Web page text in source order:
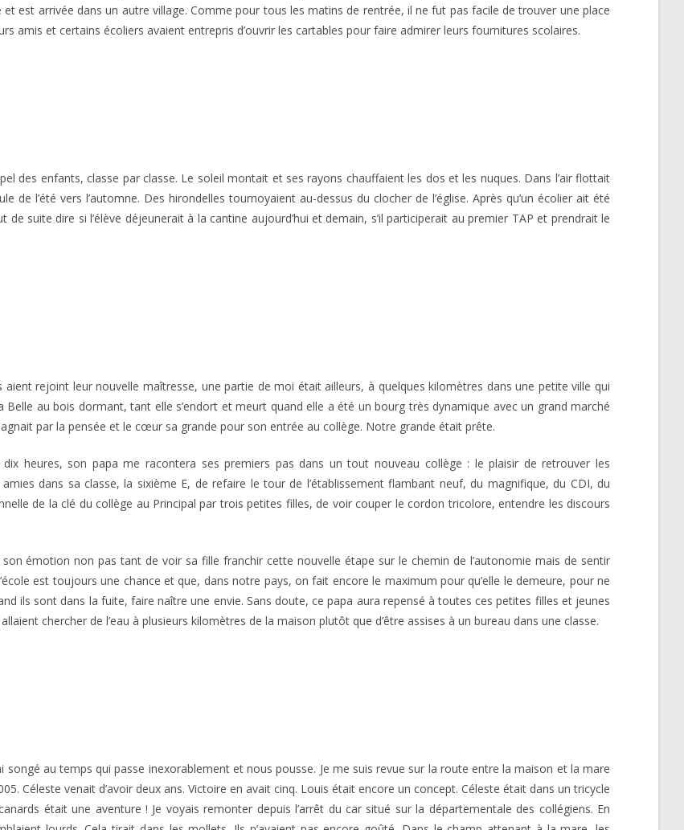
est arrivée dans un autre village. Comme pour tous les matins de rentrée, il ne fut pas facile de trouver une place
amis et certains écoliers avaient entrepris d’ouvrir les cartables pour faire admirer leurs fournitures scolaires.
des enfants, classe par classe. Le soleil montait et ses rayons chauffaient les dos et les nuques. Dans l’air flottait
l’été vers l’automne. Des hirondelles tournoyaient au-dessus du clocher de l’église. Après qu’un écolier ait été
suite dire si l’élève déjeunerait à la cantine aujourd’hui et demain, s’il participerait au premier TAP et prendrait le
aient rejoint leur nouvelle maîtresse, une partie de moi était ailleurs, à quelques kilomètres dans une petite ville qui
Belle au bois dormant, tant elle s’endort et meurt quand elle a été un bourg très dynamique avec un grand marché
par la pensée et le cœur sa grande pour son entrée au collège. Notre grande était prête.
dix heures, son papa me racontera ses premiers pas dans un tout nouveau collège : le plaisir de retrouver les
dans sa classe, la sixième E, de refaire le tour de l’établissement flambant neuf, du magnifique, du CDI, du
de la clé du collège au Principal par trois petites filles, de voir couper le cordon tricolore, entendre les discours
émotion non pas tant de voir sa fille franchir cette nouvelle étape sur le chemin de l’autonomie mais de sentir
est toujours une chance et que, dans notre pays, on fait encore le maximum pour qu’elle le demeure, pour ne
ils sont dans la fuite, faire naître une envie. Sans doute, ce papa aura repensé à toutes ces petites filles et jeunes
chercher de l’eau à plusieurs kilomètres de la maison plutôt que d’être assises à un bureau dans une classe.
songé au temps qui passe inexorablement et nous pousse. Je me suis revue sur la route entre la maison et la mare
Céleste venait d’avoir deux ans. Victoire en avait cinq. Louis était encore un concept. Céleste était dans un tricycle
était une aventure ! Je voyais remonter depuis l’arrêt du car situé sur la départementale des collégiens. En